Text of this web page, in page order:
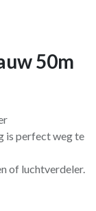
50m
is perfect weg te
of luchtverdeler.